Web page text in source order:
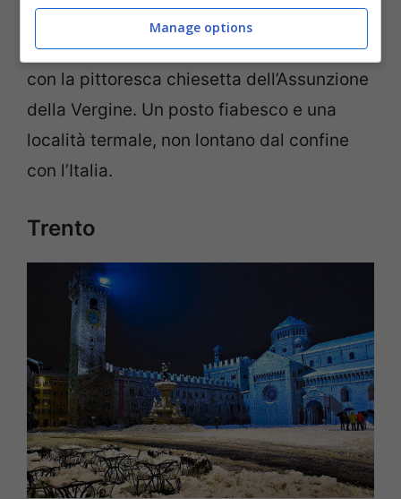
Al centro del Lago di Bled, uno dei più belli
e spettacolari d’Europa, sorge un isolotto
con la pittoresca chiesetta dell’Assunzione
della Vergine. Un posto fiabesco e una
località termale, non lontano dal confine
con l’Italia.
Trento
Manage options